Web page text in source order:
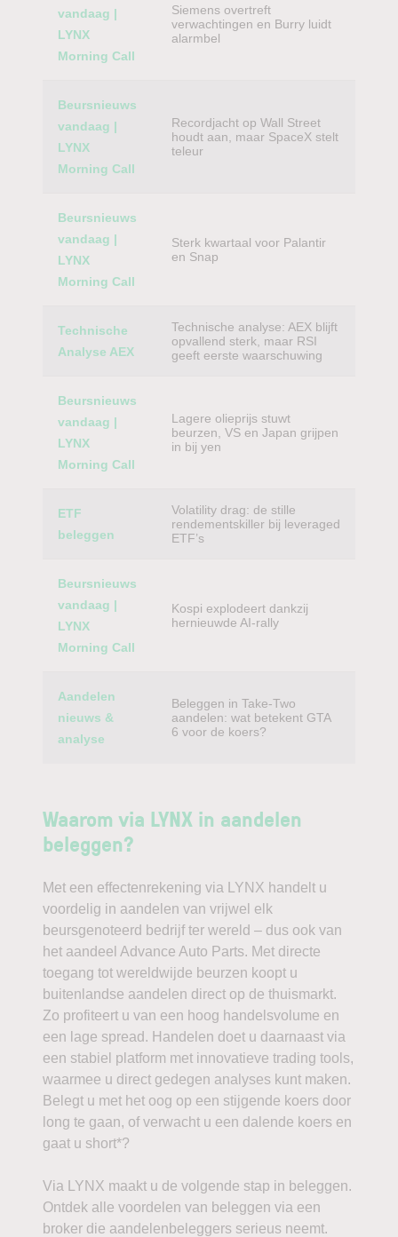
vandaag |
LYNX
Morning Call
Siemens overtreft
verwachtingen en Burry luidt
alarmbel
Beursnieuws
vandaag |
LYNX
Morning Call
Recordjacht op Wall Street
houdt aan, maar SpaceX stelt
teleur
Beursnieuws
vandaag |
LYNX
Morning Call
Sterk kwartaal voor Palantir
en Snap
Technische
Analyse AEX
Technische analyse: AEX blijft
opvallend sterk, maar RSI
geeft eerste waarschuwing
Beursnieuws
vandaag |
LYNX
Morning Call
Lagere olieprijs stuwt
beurzen, VS en Japan grijpen
in bij yen
ETF
beleggen
Volatility drag: de stille
rendementskiller bij leveraged
ETF’s
Beursnieuws
vandaag |
LYNX
Morning Call
Kospi explodeert dankzij
hernieuwde AI-rally
Aandelen
nieuws &
analyse
Beleggen in Take-Two
aandelen: wat betekent GTA
6 voor de koers?
Waarom via LYNX in aandelen
beleggen?
Met een effectenrekening via LYNX handelt u
voordelig in aandelen van vrijwel elk
beursgenoteerd bedrijf ter wereld – dus ook van
het aandeel Advance Auto Parts. Met directe
toegang tot wereldwijde beurzen koopt u
buitenlandse aandelen direct op de thuismarkt.
Zo profiteert u van een hoog handelsvolume en
een lage spread. Handelen doet u daarnaast via
een stabiel platform met innovatieve trading tools,
waarmee u direct gedegen analyses kunt maken.
Belegt u met het oog op een stijgende koers door
long te gaan, of verwacht u een dalende koers en
gaat u short*?
Via LYNX maakt u de volgende stap in beleggen.
Ontdek alle voordelen van beleggen via een
broker die aandelenbeleggers serieus neemt.